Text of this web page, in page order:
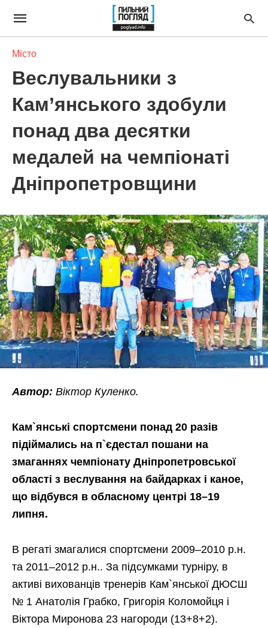
Місто
Веслувальники з
Кам’янського здобули
понад два десятки
медалей на чемпіонаті
Дніпропетровщини
Автор: Віктор Куленко.
Кам`янські спортсмени понад 20 разів
підіймались на п`єдестал пошани на
змаганнях чемпіонату Дніпропетровської
області з веслування на байдарках і каное,
що відбувся в обласному центрі 18–19
липня.
В регаті змагалися спортсмени 2009–2010 р.н.
та 2011–2012 р.н.. За підсумками турніру, в
активі вихованців тренерів Кам`янської ДЮСШ
№ 1 Анатолія Грабко, Григорія Коломойця і
Віктора Миронова 23 нагороди (13+8+2).